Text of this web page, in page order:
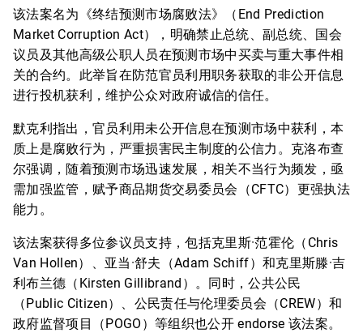
该法案名为《终结预测市场腐败法》（End Prediction
Market Corruption Act），明确禁止总统、副总统、国会
议员及其他高级公职人员在预测市场中买卖与重大事件相
关的合约。此举旨在防范官员利用职务获取的非公开信息
进行投机获利，维护公众对政府诚信的信任。
默克利指出，官员利用未公开信息在预测市场中获利，本
质上是腐败行为，严重损害民主制度的公信力。克洛布查
尔强调，随着预测市场迅速发展，相关不当行为频发，亟
需加强监管，赋予商品期货交易委员会（CFTC）更强执法
能力。
该法案获得多位参议员支持，包括克里斯·范霍伦（Chris
Van Hollen）、亚当·舒夫（Adam Schiff）和克里斯滕·吉
利布兰德（Kirsten Gillibrand）。同时，公共公民
（Public Citizen）、公民责任与伦理委员会（CREW）和
政府监督项目（POGO）等组织也公开 endorse 该法案。